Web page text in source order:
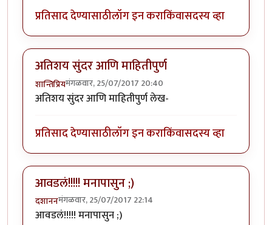
प्रतिसाद देण्यासाठीलॉग इन कराकिंवासदस्य व्हा
अतिशय सुंदर आणि माहितीपुर्ण
शान्तिप्रियमंगळवार, 25/07/2017 20:40
अतिशय सुंदर आणि माहितीपुर्ण लेख-
प्रतिसाद देण्यासाठीलॉग इन कराकिंवासदस्य व्हा
आवडलं!!!!! मनापासुन ;)
दशाननमंगळवार, 25/07/2017 22:14
आवडलं!!!!! मनापासुन ;)